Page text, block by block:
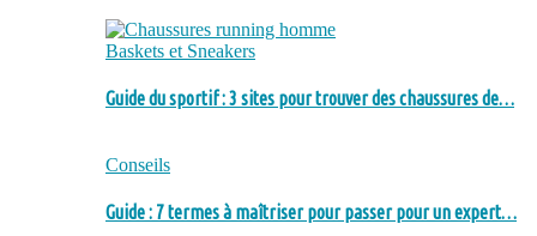
Baskets et Sneakers
Guide du sportif : 3 sites pour trouver des chaussures de…
Conseils
Guide : 7 termes à maîtriser pour passer pour un expert…